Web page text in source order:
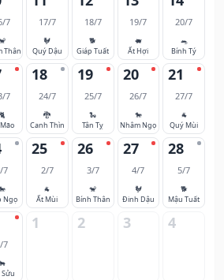
7
Thân
17/7
🐓
Quý Dậu
18/7
🐕
Giáp Tuất
19/7
🐖
Ất Hợi
20/7
🐀
Bính Tý
7
🐈
18
24/7
🐉
Canh Thìn
19
25/7
🐍
Tân Tỵ
20
26/7
🐎
Nhâm Ngọ
21
27/7
🐐
Quý Mùi
7
Ngọ
25
2/7
🐐
Ất Mùi
26
3/7
🐒
Bính Thân
27
4/7
🐓
Đinh Dậu
28
5/7
🐕
Mậu Tuất
7
Sửu
1 2 3 4